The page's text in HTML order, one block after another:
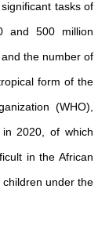
tasks of
and 500 million
the number of
form of the
(WHO),
2020, of which
in the African
under the